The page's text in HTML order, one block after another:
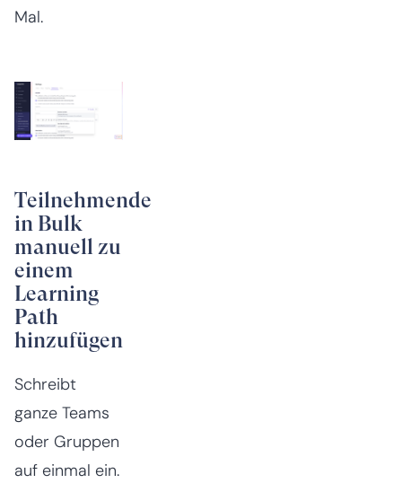
Mal.
Teilnehmende
in Bulk
manuell zu
einem
Learning
Path
hinzufügen
Schreibt
ganze Teams
oder Gruppen
auf einmal ein.